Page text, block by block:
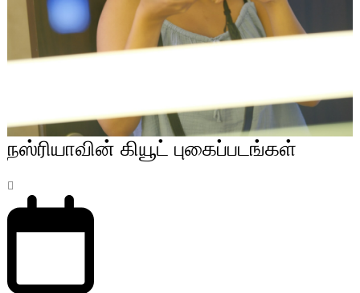
நஸ்ரியாவின் கியூட் புகைப்படங்கள்